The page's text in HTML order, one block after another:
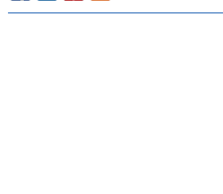
предоставлять Посетителю